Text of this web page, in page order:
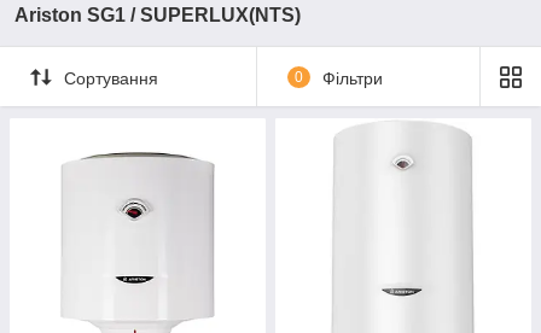
Ariston SG1 / SUPERLUX(NTS)
Сортування 0 Фільтри